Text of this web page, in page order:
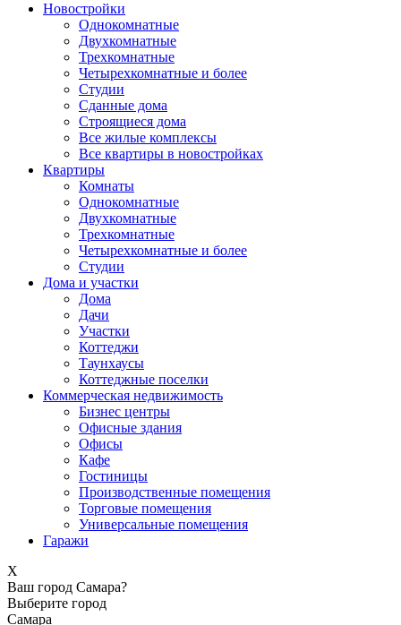
Новостройки
Однокомнатные
Двухкомнатные
Трехкомнатные
Четырехкомнатные и более
Студии
Сданные дома
Строящиеся дома
Все жилые комплексы
Все квартиры в новостройках
Квартиры
Комнаты
Однокомнатные
Двухкомнатные
Трехкомнатные
Четырехкомнатные и более
Студии
Дома и участки
Дома
Дачи
Участки
Коттеджи
Таунхаусы
Коттеджные поселки
Коммерческая недвижимость
Бизнес центры
Офисные здания
Офисы
Кафе
Гостиницы
Производственные помещения
Торговые помещения
Универсальные помещения
Гаражи
X
Ваш город Самара?
Выберите город
Самара